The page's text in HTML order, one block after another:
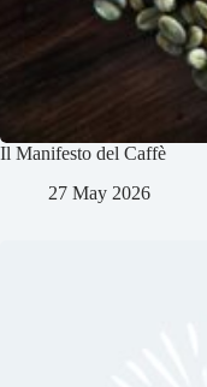
Il Manifesto del Caffè
27 May 2026